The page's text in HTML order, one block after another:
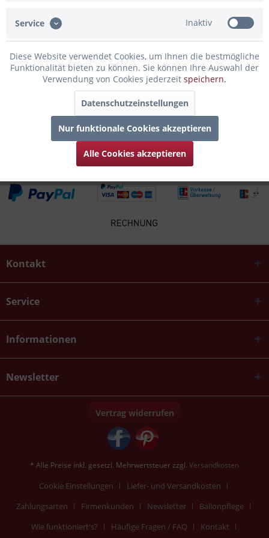
Infos zum Hersteller
Folgende Infos zum Hersteller sind verfübar......mehr
Zubehör 2
Kunden kauften auch
Kunden haben sich ebenfalls angesehen
Kontakt
Service
Informationen
Newsletter
Vertrag widerrufen
* Alle Preise inkl. gesetzl. Mehrwertsteuer zzgl. Versandkosten
Cookie Einstellungen
Liefer- und Versandkosten
Zahlungsarten
Firmenkunden Newsletter
Ballonpflege
Wie funktioniert's?
Häufige Fragen / FAQ Kontakt
Service Inaktiv
Diese Website verwendet Cookies, um Ihnen die bestmögliche
Funktionalität bieten zu können. Sie können Ihre Auswahl der
Verwendung von Cookies jederzeit speichern.
Datenschutzeinstellungen
Nur funktionale Cookies akzeptieren
Alle Cookies akzeptieren